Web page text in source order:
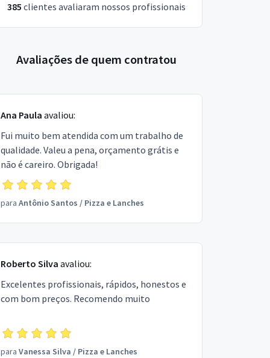
385 clientes avaliaram nossos profissionais
Avaliações de quem contratou
Ana Paula avaliou:
Fui muito bem atendida com um trabalho de
qualidade. Valeu a pena, orçamento grátis e
não é careiro. Obrigada!
para Antônio Santos / Pizza e Lanches
Roberto Silva avaliou:
Excelentes profissionais, rápidos, honestos e
com bom preços. Recomendo muito
para Vanessa Silva / Pizza e Lanches